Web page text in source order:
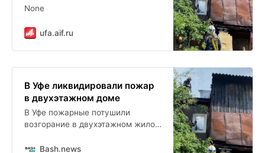
None
ufa.aif.ru
В Уфе ликвидировали пожар
в двухэтажном доме
В Уфе пожарные потушили
возгорание в двухэтажном жилом
момент прибытия подразделений
Bash.news